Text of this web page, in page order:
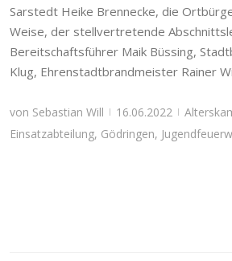
Sarstedt Heike Brennecke, die
Weise, der stellvertretende
Bereitschaftsführer Maik Büssing,
Klug, Ehrenstadtbrandmeister Rainer
von Sebastian Will | 16.06.2022 |
Einsatzabteilung, Gödringen,